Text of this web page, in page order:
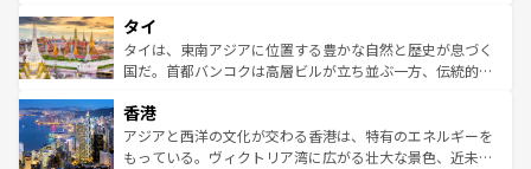
リティに包まれながら、韓国の多彩な魅力を心ゆくまで味
わってみてほしい。 なお、新着の韓国情報はコンテンツ一
覧を参照してほしい。
急速な発展と共に伝統が息づく。ハノイの古い町並みやホ
ーチミン市のフランス統治時代の建物も、独特の雰囲気を
醸し出している。また、バラエティの豊かさとおいしさで
とつ。フォーやバインミー、ベトナムコーヒーなどは、ぜ
ひ現地で味わいたい。どの地域を訪れてもあたたかい人々
が旅行者を迎えてくれるので、きっと忘れられない旅にな
タイ
タイは、東南アジアに位置する豊かな自然と歴史が息づく
国だ。首都バンコクは高層ビルが立ち並ぶ一方、伝統的な
の活気が交差している。北部ではチェンマイなどの山岳地
帯で自然と触れ合い、南部ではプーケットやクラビの美し
いビーチでリゾート気分を楽しむことができる。タイ料理
香港
アジアと西洋の文化が交わる香港は、特有のエネルギーを
もっている。ヴィクトリア湾に広がる壮大な景色、近未来